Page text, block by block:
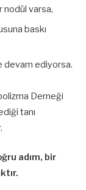
nodül varsa,
baskı
devam ediyorsa.
Derneği
tanı
adım, bir